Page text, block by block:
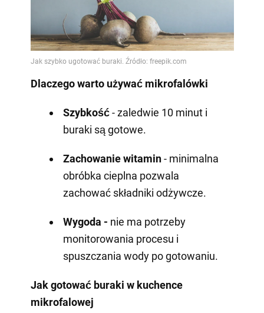
Dlaczego warto używać mikrofalówki
Szybkość- zaledwie 10 minut i
buraki są gotowe.
Zachowanie witamin- minimalna
obróbka cieplna pozwala
zachować składniki odżywcze.
Wygoda - nie ma potrzeby
monitorowania procesu i
spuszczania wody po gotowaniu.
Jak gotować buraki w kuchence
mikrofalowej